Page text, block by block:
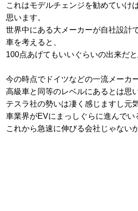
これはモデルチェンジを勧めていけ
思います。
世界中にある大メーカーが自社設計
車を考えると、
100点あげてもいいぐらいの出来だと
今の時点でドイツなどの一流メーカ
高級車と同等のレベルにあるとは思
テスラ社の勢いは凄く感じますし元
車業界がEVにまっしぐらに進んでい
これから急速に伸びる会社じゃない